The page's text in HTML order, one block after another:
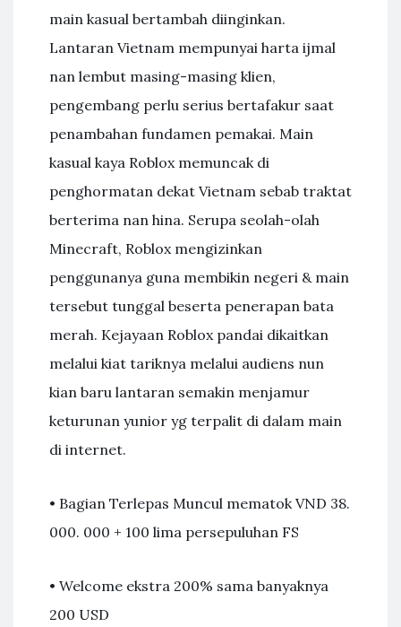
main kasual bertambah diinginkan.
Lantaran Vietnam mempunyai harta ijmal
nan lembut masing-masing klien,
pengembang perlu serius bertafakur saat
penambahan fundamen pemakai. Main
kasual kaya Roblox memuncak di
penghormatan dekat Vietnam sebab traktat
berterima nan hina. Serupa seolah-olah
Minecraft, Roblox mengizinkan
penggunanya guna membikin negeri & main
tersebut tunggal beserta penerapan bata
merah. Kejayaan Roblox pandai dikaitkan
melalui kiat tariknya melalui audiens nun
kian baru lantaran semakin menjamur
keturunan yunior yg terpalit di dalam main
di internet.
• Bagian Terlepas Muncul mematok VND 38.
000. 000 + 100 lima persepuluhan FS
• Welcome ekstra 200% sama banyaknya
200 USD